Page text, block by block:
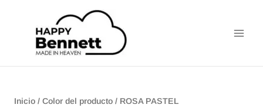
contenido
Inicio/ Color del producto / ROSA PASTEL